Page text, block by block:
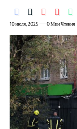
10 июля, 2025 0 Мин Чтения